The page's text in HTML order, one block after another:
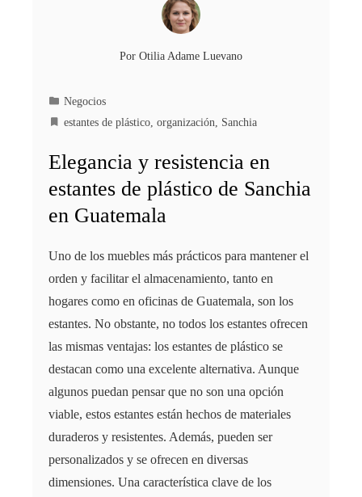
Por Otilia Adame Luevano
Negocios
estantes de plástico, organización, Sanchia
Elegancia y resistencia en
estantes de plástico de Sanchia
en Guatemala
Uno de los muebles más prácticos para mantener el
orden y facilitar el almacenamiento, tanto en
hogares como en oficinas de Guatemala, son los
estantes. No obstante, no todos los estantes ofrecen
las mismas ventajas: los estantes de plástico se
destacan como una excelente alternativa. Aunque
algunos puedan pensar que no son una opción
viable, estos estantes están hechos de materiales
duraderos y resistentes. Además, pueden ser
personalizados y se ofrecen en diversas
dimensiones. Una característica clave de los